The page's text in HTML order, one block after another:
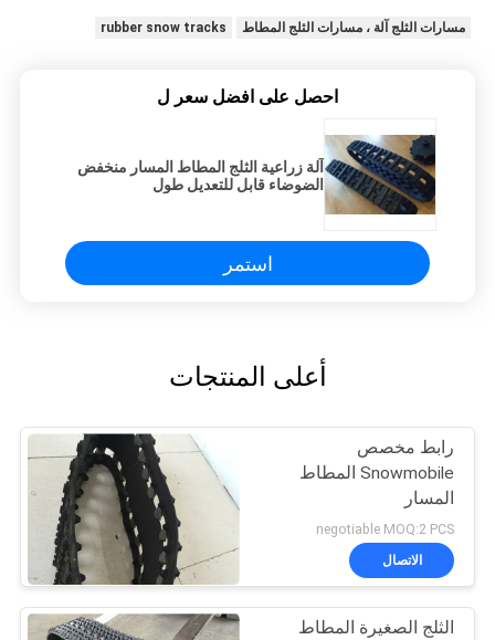
مسارات الثلج آلة ، مسارات الثلج المطاط rubber snow tracks
احصل على افضل سعر ل
آلة زراعية الثلج المطاط المسار منخفض
الضوضاء قابل للتعديل طول
استمر
أعلى المنتجات
رابط مخصص
Snowmobile المطاط
المسار
negotiable MOQ:2 PCS
الاتصال
الثلج الصغيرة المطاط